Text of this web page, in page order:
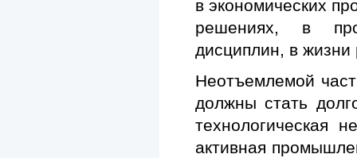
в экономических
решениях, в
дисциплин, в
Неотъемлемой
должны стать
технологическая
активная